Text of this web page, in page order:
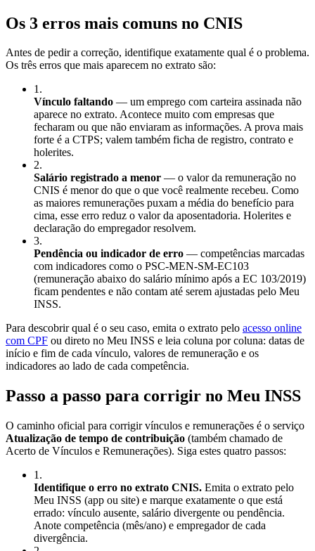
Os 3 erros mais comuns no CNIS
Antes de pedir a correção, identifique exatamente qual é o problema.
Os três erros que mais aparecem no extrato são:
1.
Vínculo faltando — um emprego com carteira assinada não
aparece no extrato. Acontece muito com empresas que
fecharam ou que não enviaram as informações. A prova mais
forte é a CTPS; valem também ficha de registro, contrato e
holerites.
2.
Salário registrado a menor — o valor da remuneração no
CNIS é menor do que o que você realmente recebeu. Como
as maiores remunerações puxam a média do benefício para
cima, esse erro reduz o valor da aposentadoria. Holerites e
declaração do empregador resolvem.
3.
Pendência ou indicador de erro — competências marcadas
com indicadores como o PSC-MEN-SM-EC103
(remuneração abaixo do salário mínimo após a EC 103/2019)
ficam pendentes e não contam até serem ajustadas pelo Meu
INSS.
Para descobrir qual é o seu caso, emita o extrato pelo acesso online
com CPF ou direto no Meu INSS e leia coluna por coluna: datas de
início e fim de cada vínculo, valores de remuneração e os
indicadores ao lado de cada competência.
Passo a passo para corrigir no Meu INSS
O caminho oficial para corrigir vínculos e remunerações é o serviço
Atualização de tempo de contribuição (também chamado de
Acerto de Vínculos e Remunerações). Siga estes quatro passos:
1 .
Identifique o erro no extrato CNIS. Emita o extrato pelo
Meu INSS (app ou site) e marque exatamente o que está
errado: vínculo ausente, salário divergente ou pendência.
Anote competência (mês/ano) e empregador de cada
divergência.